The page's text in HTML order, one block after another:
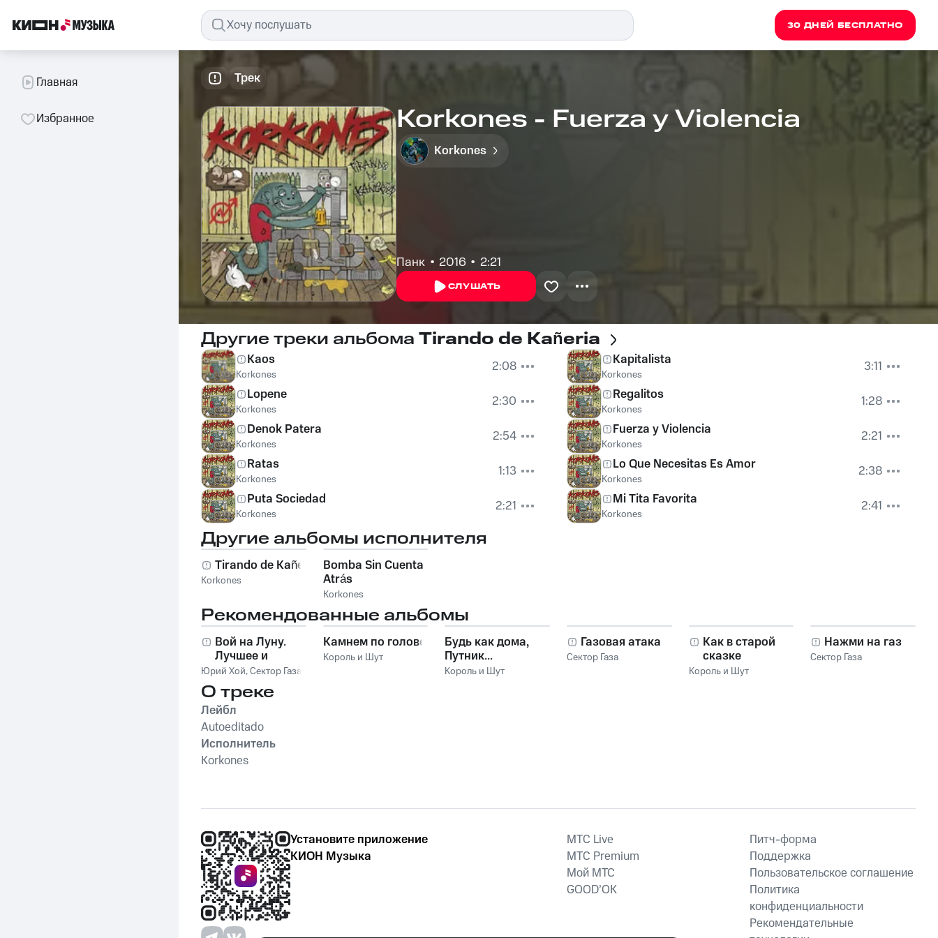
30 ДНЕЙ БЕСПЛАТНО
Главная
Избранное
Трек
Korkones - Fuerza y Violencia
Korkones
Панк 2016 2:21
СЛУШАТЬ
Другие треки альбома Tirando de Kañeria
Kaos
Korkones
2:08
Lopene
Korkones
2:30
Denok Patera
Korkones
2:54
Ratas
Korkones
1:13
Puta Sociedad
Korkones 2:21
Kapitalista
Korkones
3:11
Regalitos
Korkones
1:28
Fuerza y Violencia
Korkones
2:21
Lo Que Necesitas Es Amor
Korkones
2:38
Mi Tita Favorita
Korkones 2:41
Другие альбомы исполнителя
Tirando de Kañeria
Korkones
Bomba Sin Cuenta
Atrás
Korkones
Рекомендованные альбомы
Вой на Луну.
Лучшее и
неизданное
Юрий Хой,Сектор Газа
Камнем по голове
Король и Шут
Будь как дома,
Путник...
Король и Шут
Газовая атака
Сектор Газа
Как в старой
сказке
Король и Шут
Нажми на газ
Сектор Газа
О треке
Лейбл
Autoeditado
Исполнитель
Korkones
Установите приложение
КИОН Музыка
MTС Live
MTС Premium
Мой МТС
GOOD’OK
Питч-форма
Поддержка
Пользовательское соглашение
Политика
конфиденциальности
Рекомендательные